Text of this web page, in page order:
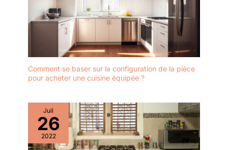
Comment se baser sur la configuration de la pièce
pour acheter une cuisine équipée ?
Juil
26
2022